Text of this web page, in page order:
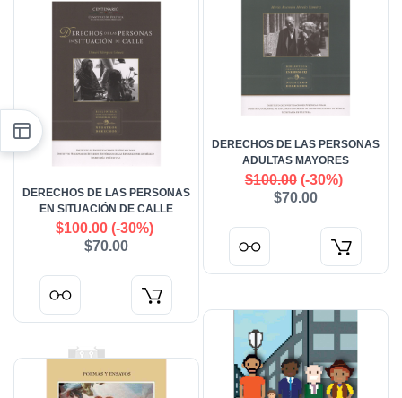
DERECHOS DE LAS PERSONAS
ADULTAS MAYORES
$100.00(-30%)
$70.00
DERECHOS DE LAS PERSONAS
EN SITUACIÓN DE CALLE
$100.00(-30%)
$70.00